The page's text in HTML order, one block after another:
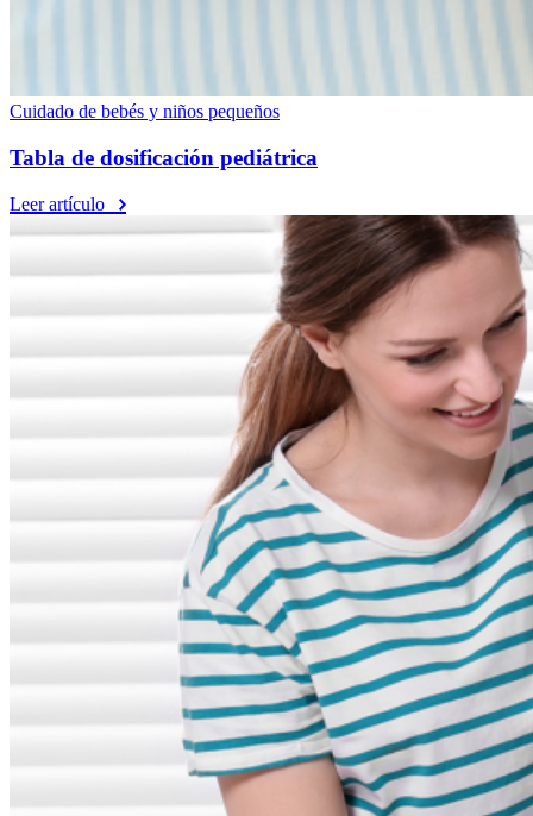
Cuidado de bebés y niños pequeños
Tabla de dosificación pediátrica
Leer artículo